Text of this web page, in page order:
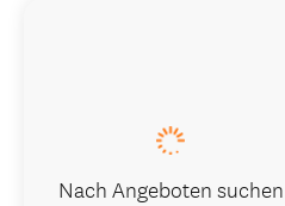
Nach Angeboten suchen